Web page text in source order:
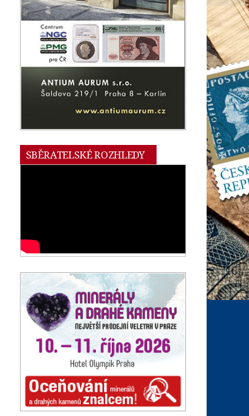
SBĚRATELSKÉ ROZHLEDY